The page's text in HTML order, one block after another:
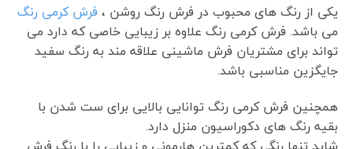
یکی از رنگ های محبوب در فرش رنگ روشن ، فرش کرمی رنگ
می باشد. فرش کرمی رنگ علاوه بر زیبایی خاصی که دارد می
تواند برای مشتریان فرش ماشینی علاقه مند به رنگ سفید
جایگزین مناسبی باشد.
همچنین فرش کرمی رنگ توانایی بالایی برای ست شدن با
بقیه رنگ های دکوراسیون منزل دارد.